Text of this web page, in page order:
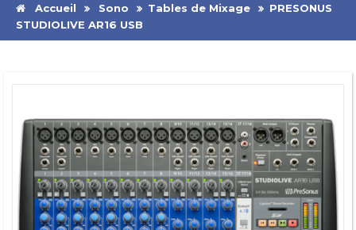
Accueil Sono Tables de Mixage
PRESONUS
STUDIOLIVE AR16 USB